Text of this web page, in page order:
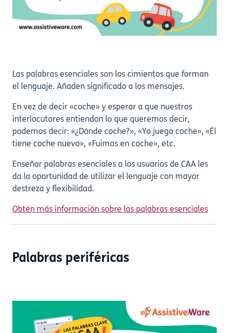
Las palabras esenciales son los cimientos que forman
el lenguaje. Añaden significado a los mensajes.
En vez de decir «coche» y esperar a que nuestros
interlocutores entiendan lo que queremos decir,
podemos decir: «¿Dónde coche?», «Yo juego coche», «Él
tiene coche nuevo», «Fuimos en coche», etc.
Enseñar palabras esenciales a los usuarios de CAA les
da la oportunidad de utilizar el lenguaje con mayor
destreza y flexibilidad.
Obtén más información sobre las palabras esenciales
Palabras periféricas